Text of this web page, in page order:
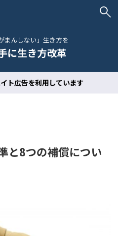
まんしない」生き方を
に生き方改革
ト広告を利用しています
と8つの補償につい